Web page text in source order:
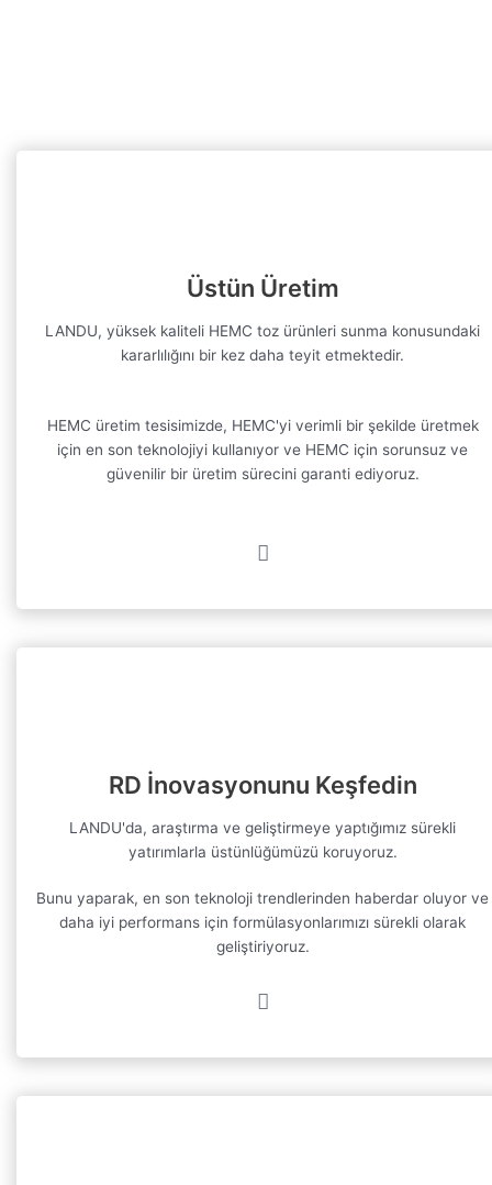
Üstün Üretim
LANDU, yüksek kaliteli HEMC toz ürünleri sunma konusundaki
kararlılığını bir kez daha teyit etmektedir.
HEMC üretim tesisimizde, HEMC'yi verimli bir şekilde üretmek
için en son teknolojiyi kullanıyor ve HEMC için sorunsuz ve
güvenilir bir üretim sürecini garanti ediyoruz.
RD İnovasyonunu Keşfedin
LANDU'da, araştırma ve geliştirmeye yaptığımız sürekli
yatırımlarla üstünlüğümüzü koruyoruz.
Bunu yaparak, en son teknoloji trendlerinden haberdar oluyor ve
daha iyi performans için formülasyonlarımızı sürekli olarak
geliştiriyoruz.